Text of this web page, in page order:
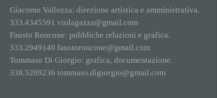
Giacomo Vallozza: direzione artistica e amministrativa.
333.4345591 violagazza@gmail.com
Fausto Roncone: pubbliche relazioni e grafica.
333.2949140 faustoroncone@gmail.com
Tommaso Di Giorgio: grafica, documentazione.
338.5209236 tommaso.digiorgio@gmail.com